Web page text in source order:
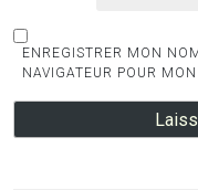
ENREGISTRER MON
NAVIGATEUR POUR